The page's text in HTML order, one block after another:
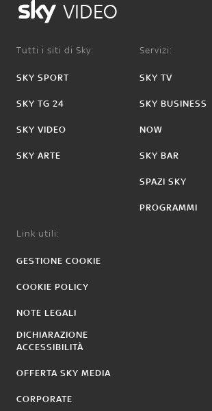
VIDEO
Tutti i siti di Sky:
SKY SPORT
SKY TG 24
SKY VIDEO
SKY ARTE
Servizi:
SKY TV
SKY BUSINESS
NOW
SKY BAR
SPAZI SKY
PROGRAMMI
Link utili:
GESTIONE COOKIE
COOKIE POLICY
NOTE LEGALI
DICHIARAZIONE
ACCESSIBILITÀ
OFFERTA SKY MEDIA
CORPORATE